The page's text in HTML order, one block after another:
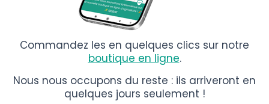
Commandez les en quelques clics sur notre
boutique en ligne.
Nous nous occupons du reste : ils arriveront en
quelques jours seulement !